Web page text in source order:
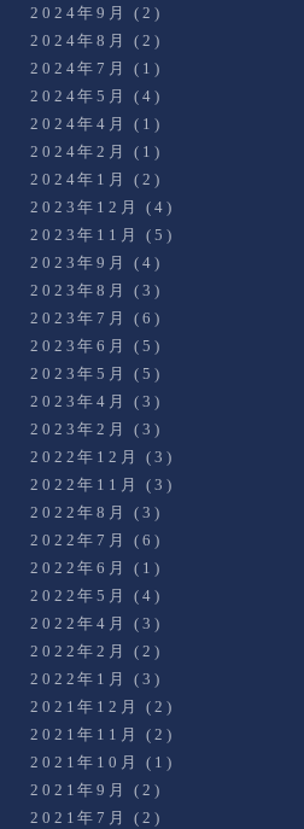
2024年9月
(2)
2024年8月
(2)
2024年7月
(1)
2024年5月
(4)
2024年4月
(1)
2024年2月
(1)
2024年1月
(2)
2023年12月
(4)
2023年11月
(5)
2023年9月
(4)
2023年8月
(3)
2023年7月
(6)
2023年6月
(5)
2023年5月
(5)
2023年4月
(3)
2023年2月
(3)
2022年12月
(3)
2022年11月
(3)
2022年8月
(3)
2022年7月
(6)
2022年6月
(1)
2022年5月
(4)
2022年4月
(3)
2022年2月
(2)
2022年1月
(3)
2021年12月
(2)
2021年11月
(2)
2021年10月
(1)
2021年9月
(2)
2021年7月
(2)